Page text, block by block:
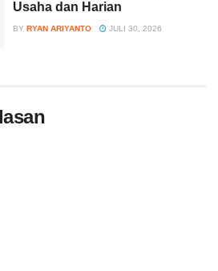
Usaha dan Harian
BY RYAN ARIYANTO JULI 30, 2026